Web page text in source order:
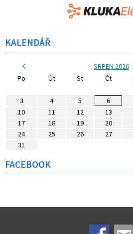
KALENDÁŘ
SRPEN 2026
Po
Út St Čt
3
4 5 6
10
11 12 13
17
18 19 20
24
25 26 27
31
FACEBOOK